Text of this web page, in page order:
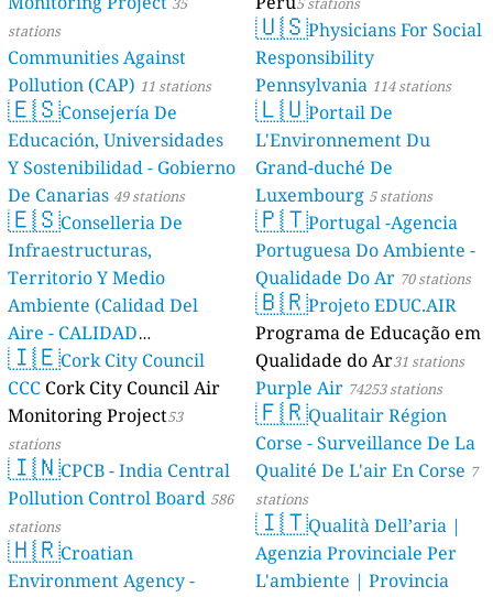
stations
Communities Against
Pollution (CAP) 11 stations
🇪🇸Consejería De
Educación, Universidades
Y Sostenibilidad - Gobierno
De Canarias 49 stations
🇪🇸Conselleria De
Infraestructuras,
Territorio Y Medio
Ambiente (Calidad Del
Aire - CALIDAD
AMBIENTAL) 23 stations
🇮🇪Cork City Council
CCC Cork City Council Air
Monitoring Project53
stations
🇮🇳CPCB - India Central
Pollution Control Board 586
stations
🇭🇷Croatian
Environment Agency -
🇺🇸Physicians For Social
Responsibility
Pennsylvania 114 stations
🇱🇺Portail De
L'Environnement Du
Grand-duché De
Luxembourg 5 stations
🇵🇹Portugal -Agencia
Portuguesa Do Ambiente -
Qualidade Do Ar 70 stations
🇧🇷Projeto EDUC.AIR
Programa de Educação em
Qualidade do Ar31 stations
Purple Air 74253 stations
🇫🇷Qualitair Région
Corse - Surveillance De La
Qualité De L'air En Corse 7
stations
🇮🇹Qualità Dell’aria |
Agenzia Provinciale Per
L'ambiente | Provincia